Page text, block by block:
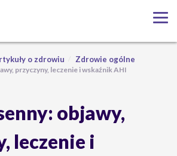
o zdrowiu Zdrowie ogólne
przyczyny, leczenie i wskaźnik AHI
objawy,
leczenie i